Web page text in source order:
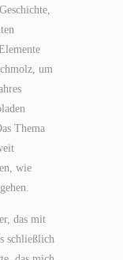
um
Thema
wie
das mit
schließlich